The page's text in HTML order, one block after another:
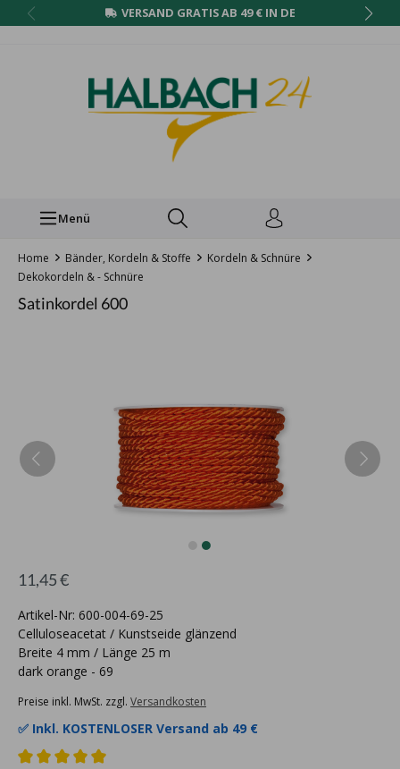
VERSAND GRATIS AB 49 € IN DE
Menü
Home Bänder, Kordeln & Stoffe
Kordeln & Schnüre
Dekokordeln & - Schnüre
Satinkordel 600
11,45 €
Artikel-Nr: 600-004-69-25
Celluloseacetat / Kunstseide glänzend
Breite 4 mm / Länge 25 m
dark orange - 69
Preise inkl. MwSt. zzgl. Versandkosten
✅ Inkl. KOSTENLOSER Versand ab 49 €